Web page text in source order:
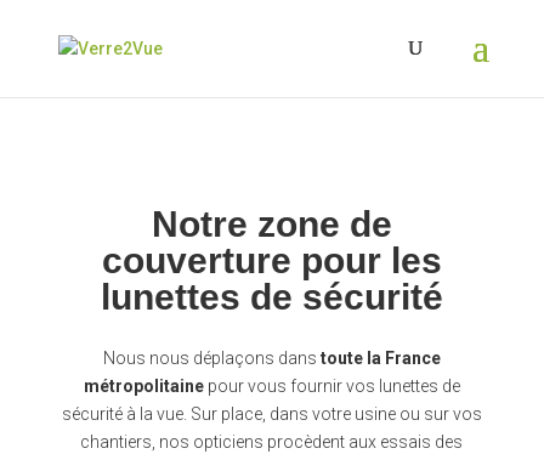
Notre zone de
couverture pour les
lunettes de sécurité
Nous nous déplaçons dans toute la France
métropolitainepour vous fournir vos lunettes de
sécurité à la vue. Sur place, dans votre usine ou sur vos
chantiers, nos opticiens procèdent aux essais des